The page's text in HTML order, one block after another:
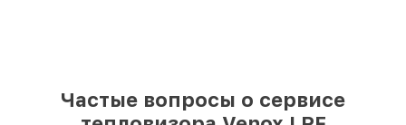
Частые вопросы о сервисе